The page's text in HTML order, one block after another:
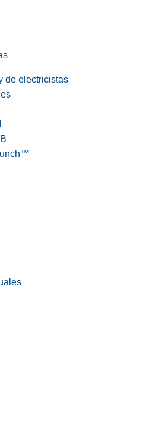
de electricistas